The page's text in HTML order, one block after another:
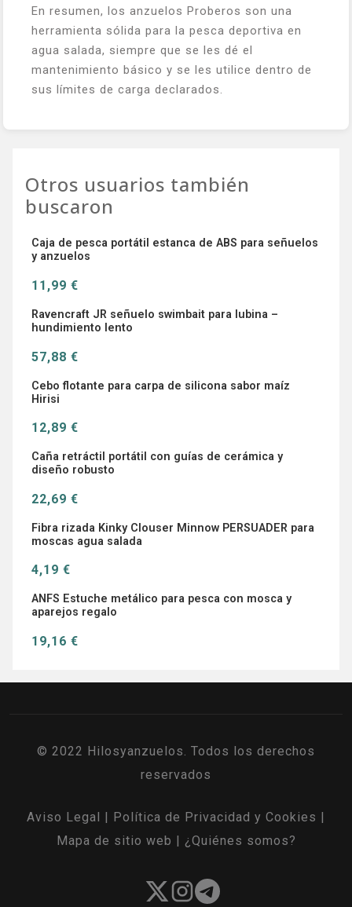
En resumen, los anzuelos Proberos son una
herramienta sólida para la pesca deportiva en
agua salada, siempre que se les dé el
mantenimiento básico y se les utilice dentro de
sus límites de carga declarados.
Otros usuarios también
buscaron
Caja de pesca portátil estanca de ABS para señuelos
y anzuelos
11,99 €
Ravencraft JR señuelo swimbait para lubina –
hundimiento lento
57,88 €
Cebo flotante para carpa de silicona sabor maíz
Hirisi
12,89 €
Caña retráctil portátil con guías de cerámica y
diseño robusto
22,69 €
Fibra rizada Kinky Clouser Minnow PERSUADER para
moscas agua salada
4,19 €
ANFS Estuche metálico para pesca con mosca y
aparejos regalo
19,16 €
© 2022 Hilosyanzuelos. Todos los derechos
reservados
Aviso Legal | Política de Privacidad y Cookies |
Mapa de sitio web | ¿Quiénes somos?